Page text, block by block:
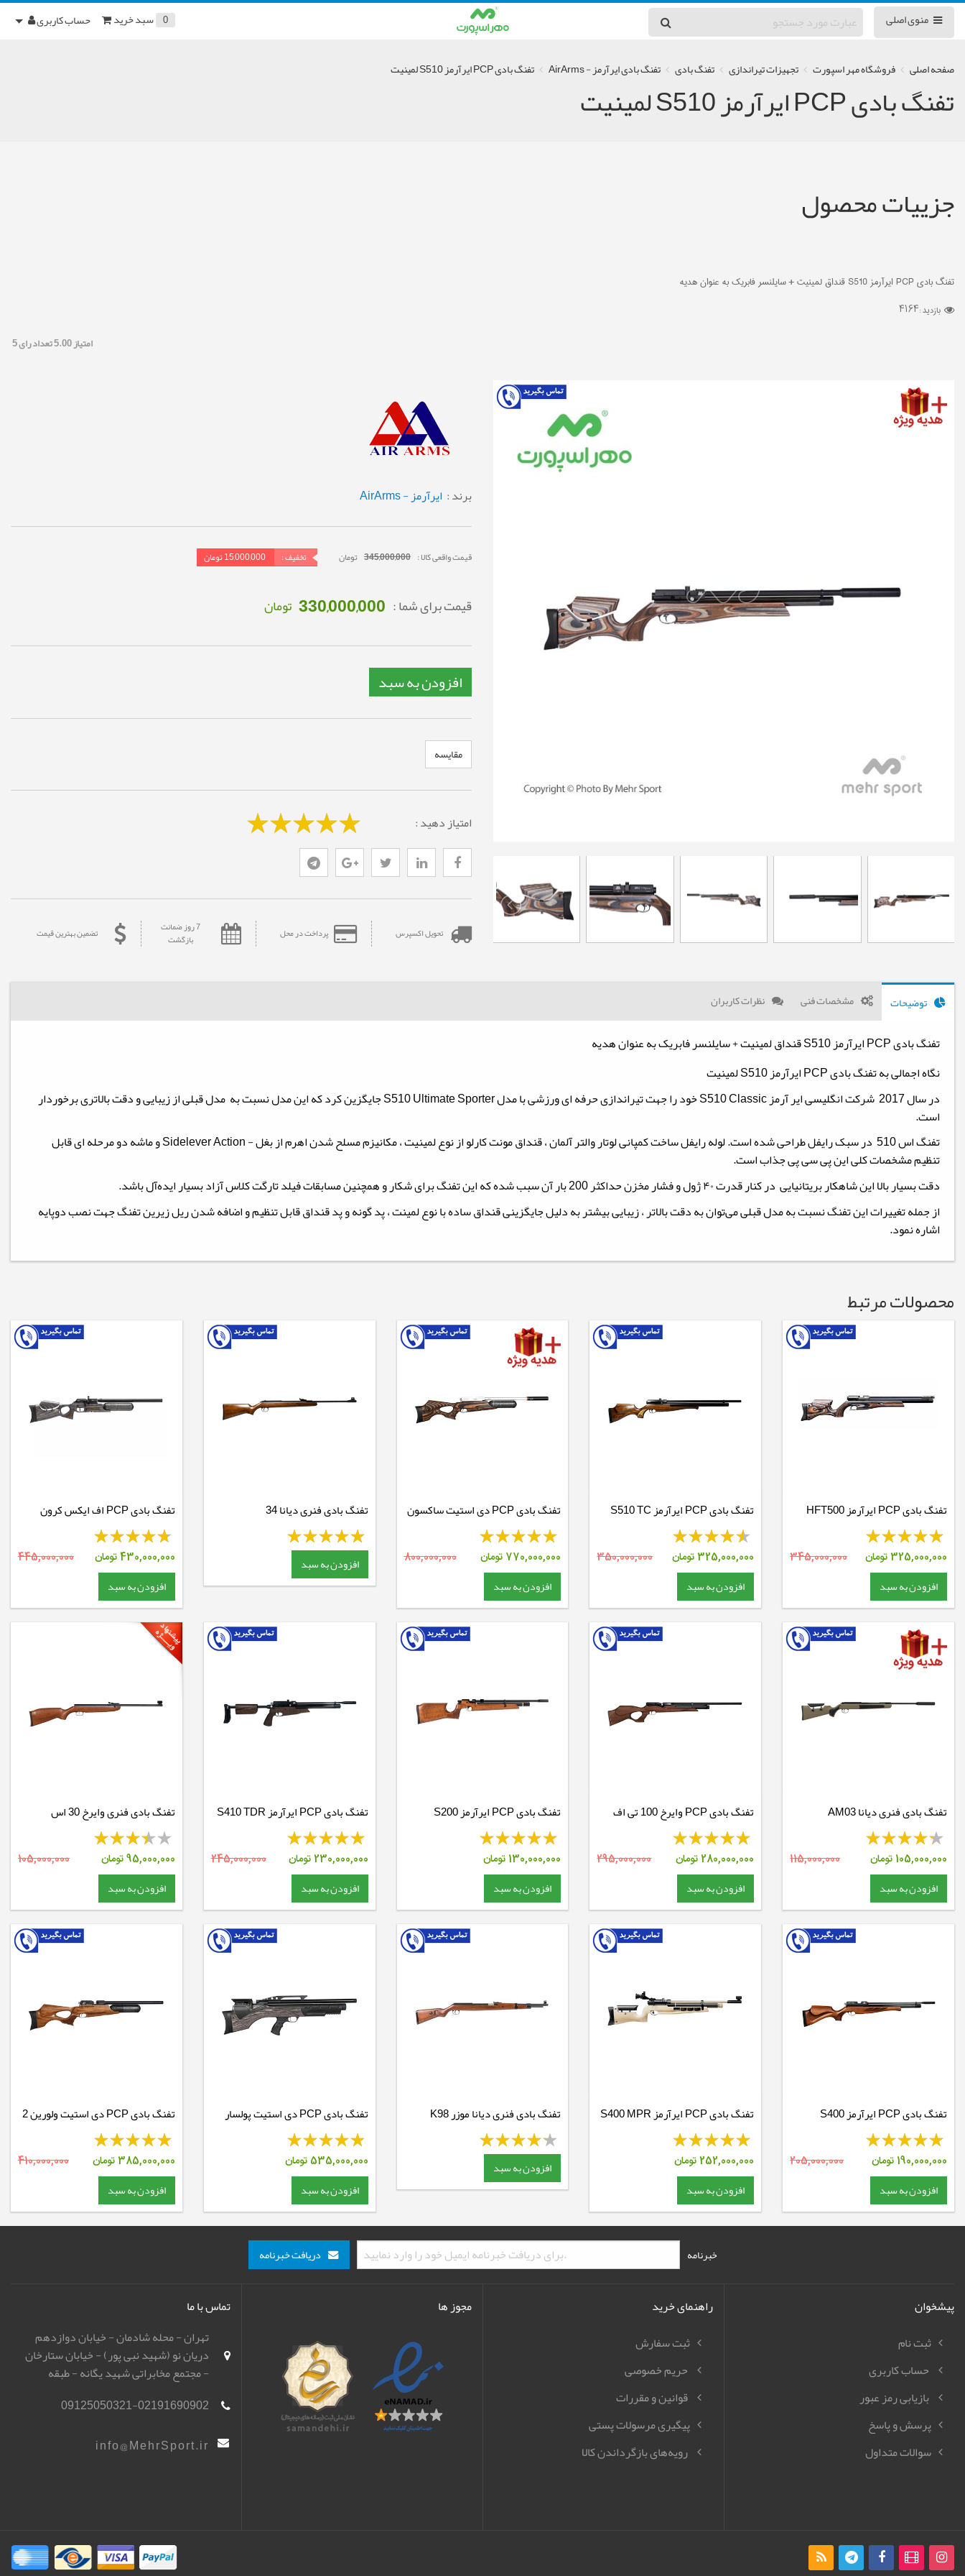
منوی اصلی حساب کاربری 0 سبد خرید
صفحه اصلی فروشگاه مهر اسپورت تجهیزات تیراندازی تفنگ بادی تفنگ بادی ایرآرمز - AirArms تفنگ بادی PCP ایرآرمز S510 لمینیت
تفنگ بادی PCP ایرآرمز S510 لمینیت
جزییات محصول
تفنگ بادی PCP ایرآرمز S510 قنداق لمینیت + سایلنسر فابریک به عنوان هدیه
بازدید :4164
امتیاز5.00تعداد رای5
برند : ایرآرمز - AirArms
قیمت واقعی کالا : 345,000,000 تومان تخفیف : 15,000,000تومان
قیمت برای شما : 330,000,000 تومان
افزودن به سبد
مقایسه
امتیاز دهید :
تحویل اکسپرس پرداخت در محل 7 روز ضمانت
بازگشت تضمین بهترین قیمت
توضیحات مشخصات فنی نظرات کاربران
تفنگ بادی PCP ایرآرمز S510 قنداق لمینیت + سایلنسر فابریک به عنوان هدیه
نگاه اجمالی به تفنگ بادی PCP ایرآرمز S510 لمینیت
در سال 2017 شرکت انگلیسی ایر آرمز S510 Classic خود را جهت تیراندازی حرفه ای ورزشی با مدل S510 Ultimate Sporter جایگزین کرد که این مدل نسبت به مدل قبلی از زیبایی و دقت بالاتری برخوردار
است.
تفنگ اس 510 در سبک رایفل طراحی شده است. لوله رایفل ساخت کمپانی لوتار والتر آلمان ، قنداق مونت کارلو از نوع لمینیت ، مکانیزم مسلح شدن اهرم از بغل - Sidelever Action و ماشه دو مرحله ای قابل
تنظیم مشخصات کلی این پی سی پی جذاب است.
دقت بسیار بالا این شاهکار بریتانیایی در کنار قدرت ۴۰ ژول و فشار مخزن حداکثر 200 بار آن سبب شده که این تفنگ برای شکار و همچنین مسابقات فیلد تارگت کلاس آزاد بسیار ایده‌آل باشد.
از جمله تغییرات این تفنگ نسبت به مدل قبلی می‌توان به دقت بالاتر ، زیبایی بیشتر به دلیل جایگزینی قنداق ساده با نوع لمینت ، پد گونه و پد قنداق قابل تنظیم و اضافه شدن ریل زیرین تفنگ جهت نصب دوپایه
اشاره نمود.
محصولات مرتبط
تفنگ بادی PCP ایرآرمز HFT500
325,000,000تومان 345,000,000
افزودن به سبد
تفنگ بادی PCP ایرآرمز S510 TC
دوسیلندر
325,000,000تومان 350,000,000
افزودن به سبد
تفنگ بادی PCP دی استیت ساکسون
770,000,000 تومان 800,000,000
افزودن به سبد
تفنگ بادی فنری دیانا 34
افزودن به سبد
تفنگ بادی PCP اف ایکس کرون
CROWN
430,000,000تومان 445,000,000
افزودن به سبد
تفنگ بادی فنری دیانا AM03
105,000,000 تومان 115,000,000
افزودن به سبد
تفنگ بادی PCP وایرخ 100 تی اف
اس بی
280,000,000تومان 295,000,000
افزودن به سبد
تفنگ بادی PCP ایرآرمز S200
130,000,000 تومان
افزودن به سبد
تفنگ بادی PCP ایرآرمز S410 TDR
RH Walnut
230,000,000تومان 245,000,000
افزودن به سبد
تفنگ بادی فنری وایرخ 30 اس
95,000,000تومان 105,000,000
افزودن به سبد
تفنگ بادی PCP ایرآرمز S400
190,000,000 تومان 205,000,000
افزودن به سبد
تفنگ بادی PCP ایرآرمز S400 MPR
Biathlon
252,000,000تومان
افزودن به سبد
تفنگ بادی فنری دیانا موزر K98
افزودن به سبد
تفنگ بادی PCP دی استیت پولسار
535,000,000 تومان
افزودن به سبد
تفنگ بادی PCP دی استیت ولورین 2
های لایت
385,000,000تومان 410,000,000
افزودن به سبد
خبرنامه دریافت خبرنامه
پیشخوان
ثبت نام
حساب کاربری
بازیابی رمز عبور
پرسش و پاسخ
سوالات متداول
راهنمای خرید
ثبت سفارش
حریم خصوصی
قوانین و مقررات
پیگیری مرسولات پستی
رویه‌های بازگرداندن کالا
مجوز ها
تماس با ما
تهران - محله شادمان - خیابان دوازدهم
دریان نو (شهید نبی پور) - خیابان ستارخان
- مجتمع مخابراتی شهید یگانه - طبقه
(مهرگان)
09125050321-02191690902
info@MehrSport.ir